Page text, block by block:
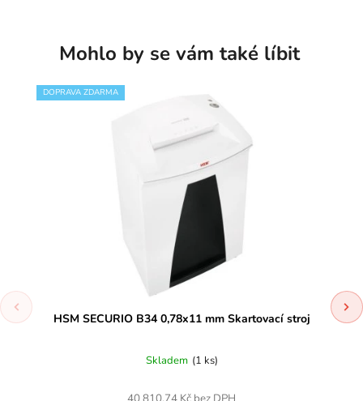
Mohlo by se vám také líbit
DOPRAVA ZDARMA
HSM SECURIO B34 0,78x11 mm Skartovací stroj
Skladem (1 ks)